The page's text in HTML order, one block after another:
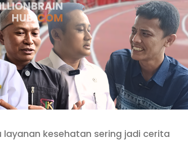
layanan kesehatan sering jadi cerita